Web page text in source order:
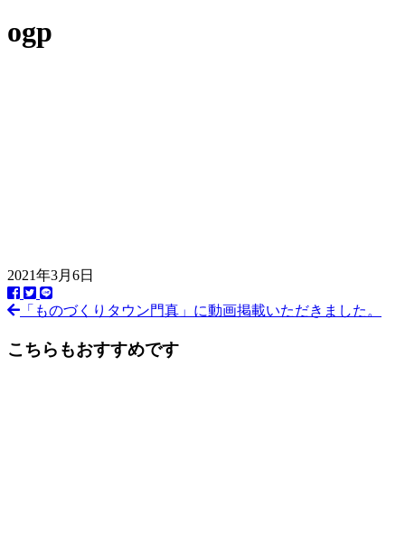
ogp
2021年3月6日
前
後
「ものづくりタウン門真」に動画掲載いただきました。
こちらもおすすめです